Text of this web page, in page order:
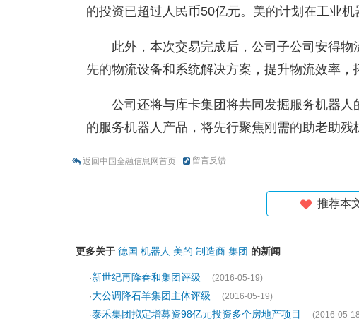
的投资已超过人民币50亿元。美的计划在工业
此外，本次交易完成后，公司子公司安得
先的物流设备和系统解决方案，提升物流效率，
公司还将与库卡集团将共同发掘服务机器
的服务机器人产品，将先行聚焦刚需的助老助残
返回中国金融信息网首页 留言反馈
推荐本
更多关于 德国 机器人 美的 制造商 集团 的新闻
·新世纪再降春和集团评级
(2016-05-19)
·大公调降石羊集团主体评级
(2016-05-19)
·泰禾集团拟定增募资98亿元投资多个房地产项目 (2016-05-